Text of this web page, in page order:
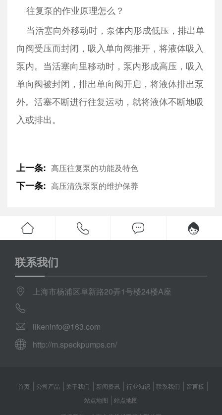
往复泵的作业原理怎么？
当活塞向外移动时，泵体内形成低压，排出单
向阀受压而封闭，吸入单向阀推开，将液体吸入
泵内。当活塞向里移动时，泵内形成高压，吸入
单向阀被封闭，排出单向阀开启，将液体排出泵
外。活塞不断进行往复运动，就将液体不断地吸
入或排出。
上一条: 高压往复泵的功能及特色
下一条: 高压清洗泵泵的维护保养
联系我们
上海市杨浦区阜新路20弄1号楼24楼A座
likeninfo@163.com
http://m.speckpumps.cn/
首页 公司产品 关于我们 新闻资讯 行业知识 联系我们
留言板
站点地图
站点地图